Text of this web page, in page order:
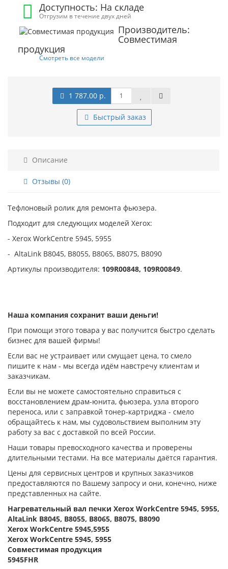
Доступность: На складе
Отгрузим в течение двух дней
Производитель:
Совместимая
продукция
Смотреть все модели
1 787.00 р.
Быстрый заказ
Описание
Отзывы (0)
Тефлоновый ролик для ремонта фьюзера.
Подходит для следующих моделей Xerox:
- Xerox WorkCentre 5945, 5955
- AltaLink B8045, B8055, B8065, B8075, B8090
Артикулы производителя: 109R00848, 109R00849.
Наша компания сохранит ваши деньги!
При помощи этого товара у вас получится быстро сделать
бизнес для вашей фирмы!
Если вас не устраивает или смущает цена, то смело
пишите к нам - мы всегда идём навстречу клиентам и
заказчикам.
Если вы не можете самостоятельно справиться с
восстановлением драм-юнита, фьюзера, узла второго
переноса, или с заправкой тонер-картриджа - смело
обращайтесь к нам, мы судовольствием выполним эту
работу за вас с доставкой по всей России.
Наши товары превосходного качества и проверены
длительными тестами. На все материалы даётся гарантия.
Цены для сервисных центров и крупных заказчиков
предоставляются по Вашему запросу и они, конечно, ниже
представленных на сайте.
Нагревательный вал печки Xerox WorkCentre 5945, 5955,
AltaLink B8045, B8055, B8065, B8075, B8090
Xerox WorkCentre 5945,5955
Xerox WorkCentre 5945, 5955
Совместимая продукция
5945FHR